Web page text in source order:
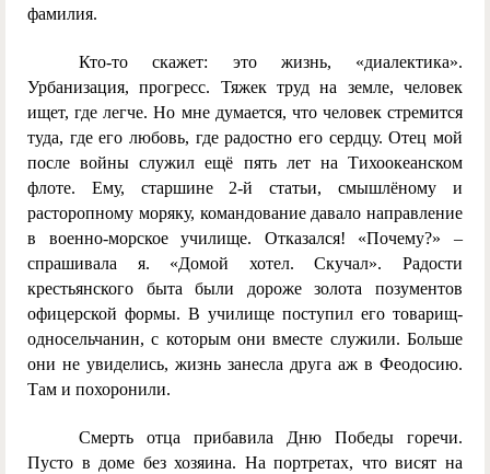
фамилия.
Кто-то скажет: это жизнь, «диалектика».
Урбанизация, прогресс. Тяжек труд на земле, человек
ищет, где легче. Но мне думается, что человек стремится
туда, где его любовь, где радостно его сердцу. Отец мой
после войны служил ещё пять лет на Тихоокеанском
флоте. Ему, старшине 2-й статьи, смышлёному и
расторопному моряку, командование давало направление
в военно-морское училище. Отказался! «Почему?» –
спрашивала я. «Домой хотел. Скучал». Радости
крестьянского быта были дороже золота позументов
офицерской формы. В училище поступил его товарищ-
односельчанин, с которым они вместе служили. Больше
они не увиделись, жизнь занесла друга аж в Феодосию.
Там и похоронили.
Смерть отца прибавила Дню Победы горечи.
Пусто в доме без хозяина. На портретах, что висят на